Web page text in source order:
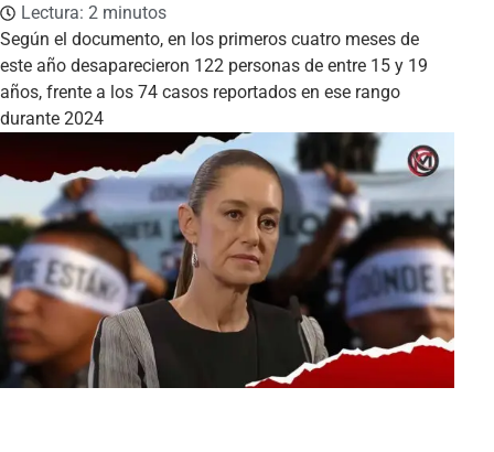
Lectura: 2 minutos
Según el documento, en los primeros cuatro meses de
este año desaparecieron 122 personas de entre 15 y 19
años, frente a los 74 casos reportados en ese rango
durante 2024